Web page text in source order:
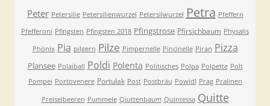
Peter Petersilie Petersilienwurzel Petersilwurzel Petra Pfeffern
Pfefferoni Pfingsten Pfingsten 2018 Pfingstrose Pfirsichbaum Physalis
Phönix Pia pilgern Pilze Pimpernelle Pincinelle Piran Pizza
Plansee Polaiball Poldi Polenta Politisches Polpa Polpette Polt
Pompei Portovenere Portulak Post Postbräu Powidl Prag Pralinen
Preiselbeeren Pummele Qiuttenbaum Quintessa Quitte